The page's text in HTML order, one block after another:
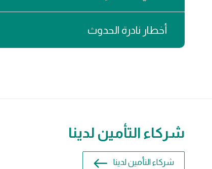
أخطار نادرة الحدوث
شركاء التأمين لدينا
شركاء التأمين لدينا